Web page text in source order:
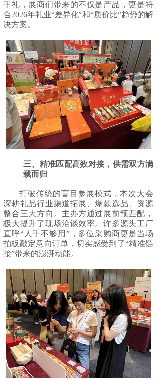
手礼，展商们带来的不仅是产品，更是符
合2026年礼业“差异化”和“质价比”趋势的解
决方案。
三、精准匹配高效对接，供需双方满
载而归
打破传统的盲目参展模式，本次大会
深耕礼品行业渠道拓展、爆款选品、资源
整合三大方向。主办方通过展前预匹配，
极大提升了现场洽谈效率。许多源头工厂
直呼“人手不够用”，多位采购商更是当场
拍板敲定意向订单，切实感受到了“精准链
接”带来的澎湃动能。